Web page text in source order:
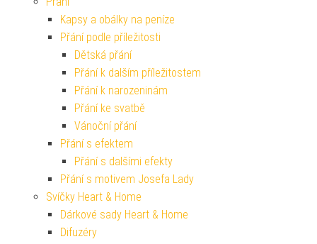
Kapsy a obálky na peníze
Přání podle příležitosti
Dětská přání
Přání k dalším příležitostem
Přání k narozeninám
Přání ke svatbě
Vánoční přání
Přání s efektem
Přání s dalšími efekty
Přání s motivem Josefa Lady
Svíčky Heart & Home
Dárkové sady Heart & Home
Difuzéry